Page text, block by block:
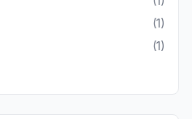
(1)
(1)